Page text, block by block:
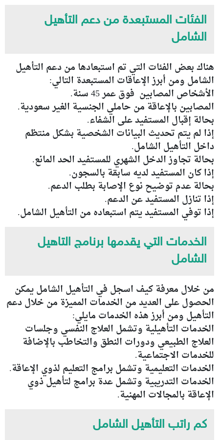
الفئات المستبعدة من دعم التأهيل
الشامل
هناك بعض الفئات التي تم استبعادها من دعم التأهيل
الشامل ومن أبرز الإعاقات المستبعدة التالي:
الأشخاص المصابين فوق عمر 45 سنة.
المصابين بالإعاقة من حاملي الجنسية الغير سعودية.
بحالة إقبال المستفيد على الشفاء.
إذا لم يتم تحديث البيانات الشخصية بشكل منتظم
داخل التأهيل الشامل.
بحالة تجاوز الدخل الشهري للمستفيد الحد المانع.
إذا كان المستفيد لديه سابقة بالسجون.
بحالة عدم توضيح نوع الإصابة بطلب الدعم.
إذا تنازل المستفيد عن الدعم.
إذا توفي المستفيد يتم استبعاده من التأهيل الشامل.
الخدمات التي يقدمها برنامج التاهيل
الشامل
من خلال معرفة كيف اسجل في التأهيل الشامل يمكن
الحصول على العديد من الخدمات المميزة من خلال دعم
التأهيل ومن أبرز هذه الخدمات مايلي:
الخدمات التأهيلية وتشمل العلاج النفسي وجلسات
العلاج الطبيعي ودورات النطق والتخاطب بالإضافة
للخدمات الاجتماعية.
الخدمات التعليمية وتشمل برامج التعليم لذوي الإعاقة.
الخدمات التدريبية وتشمل عدة برامج لتأهيل ذوي
الإعاقة بالمجالات المهنية.
كم راتب التأهيل الشامل